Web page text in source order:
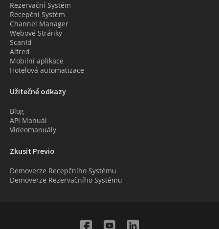
Rezervační Systém
Recepční Systém
Channel Manager
Webové Stránky
ScanId
Alfred
Mobilní aplikace
Hotelová automatizace
Užitečné odkazy
Blog
API Manuál
Videomanuály
Zkusit Previo
Demoverze Recepčního Systému
Demoverze Rezervačního Systému